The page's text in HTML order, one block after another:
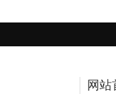
网站